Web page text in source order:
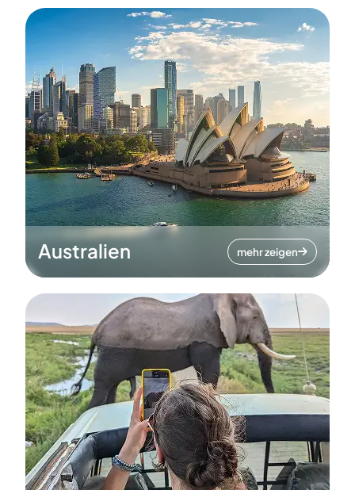
Australien mehr zeigen